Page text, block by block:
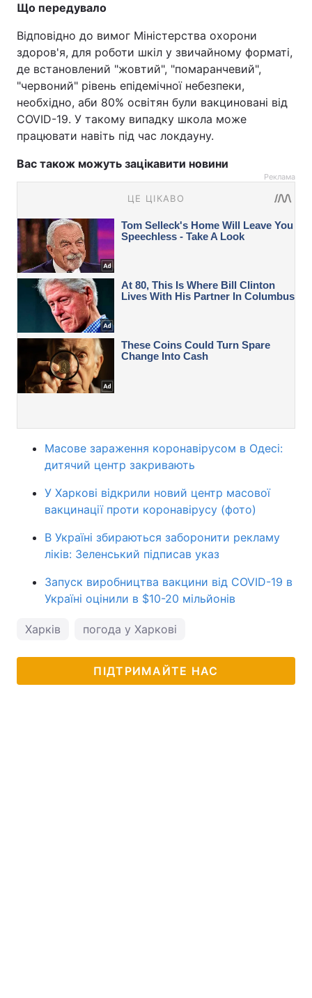
Що передувало
Відповідно до вимог Міністерства охорони
здоров'я, для роботи шкіл у звичайному форматі,
де встановлений "жовтий", "помаранчевий",
"червоний" рівень епідемічної небезпеки,
необхідно, аби 80% освітян були вакциновані від
COVID-19. У такому випадку школа може
працювати навіть під час локдауну.
Вас також можуть зацікавити новини
Реклама
Масове зараження коронавірусом в Одесі:
дитячий центр закривають
У Харкові відкрили новий центр масової
вакцинації проти коронавірусу (фото)
В Україні збираються заборонити рекламу
ліків: Зеленський підписав указ
Запуск виробництва вакцини від COVID-19 в
Україні оцінили в $10-20 мільйонів
Харків погода у Харкові
ПІДТРИМАЙТЕ НАС